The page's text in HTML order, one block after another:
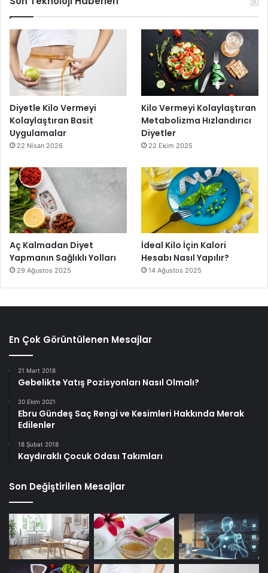
Diyetle Kilo Vermeyi
Kolaylaştıran Basit
Uygulamalar
22 Nisan 2026
Kilo Vermeyi Kolaylaştıran
Metabolizma Hızlandırıcı
Diyetler
22 Ekim 2025
Aç Kalmadan Diyet
Yapmanın Sağlıklı Yolları
29 Ağustos 2025
İdeal Kilo İçin Kalori
Hesabı Nasıl Yapılır?
14 Ağustos 2025
En Çok Görüntülenen Mesajlar
21 Mart 2018
Gebelikte Yatış Pozisyonları Nasıl Olmalı?
20 Ekim 2021
Ebru Gündeş Saç Rengi ve Kesimleri Hakkında Merak
Edilenler
18 Şubat 2018
Kaydıraklı Çocuk Odası Takımları
Son Değiştirilen Mesajlar